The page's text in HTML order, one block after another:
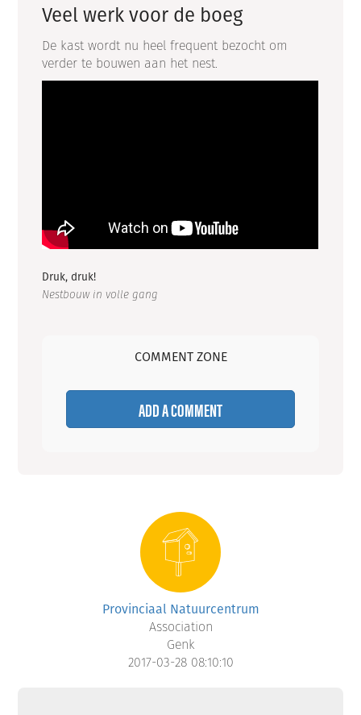
Veel werk voor de boeg
De kast wordt nu heel frequent bezocht om
verder te bouwen aan het nest.
Druk, druk!
Nestbouw in volle gang
COMMENT ZONE
ADD A COMMENT
Provinciaal Natuurcentrum
Association
Genk
2017-03-28 08:10:10